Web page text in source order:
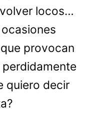
locos…
provocan
quiero decir